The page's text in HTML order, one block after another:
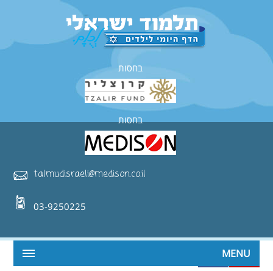
בחסות
בחסות
talmudisraeli@medison.co.il
03-9250225
MENU